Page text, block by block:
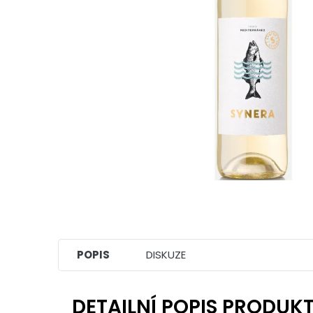
POPIS DISKUZE
DETAILNÍ POPIS